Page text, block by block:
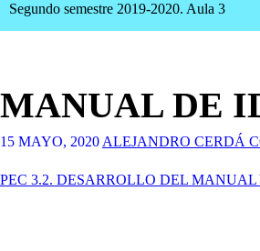
Segundo semestre 2019-2020. Aula 3
MANUAL DE
15 MAYO, 2020ALEJANDRO CERDÁ
PEC 3.2. DESARROLLO DEL